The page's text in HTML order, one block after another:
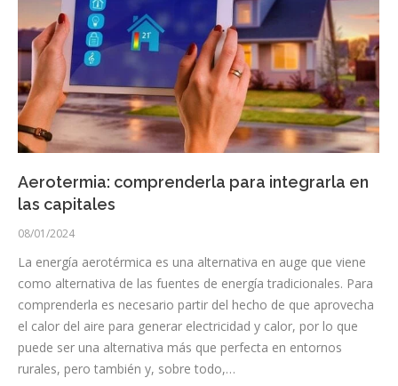
Aerotermia: comprenderla para integrarla en
las capitales
08/01/2024
La energía aerotérmica es una alternativa en auge que viene
como alternativa de las fuentes de energía tradicionales. Para
comprenderla es necesario partir del hecho de que aprovecha
el calor del aire para generar electricidad y calor, por lo que
puede ser una alternativa más que perfecta en entornos
rurales, pero también y, sobre todo,…